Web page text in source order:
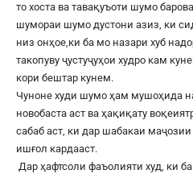
то хоста ва тавақуъоти шумо
шумораи шумо дустони азиз, ки
низ онҳое,ки ба мо назари хуб
такопуву ҷустуҷуҳои худро кам
кори бештар кунем.
Чуноне худи шумо ҳам мушоҳида
новобаста аст ва ҳақиқату
сабаб аст, ки дар шабакаи маҷозии
ишғол кардааст.
Дар ҳафтсоли фаъолияти худ, ки